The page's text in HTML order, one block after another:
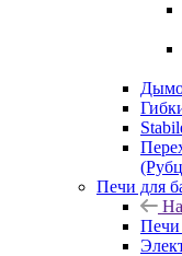
Печи для
Печи